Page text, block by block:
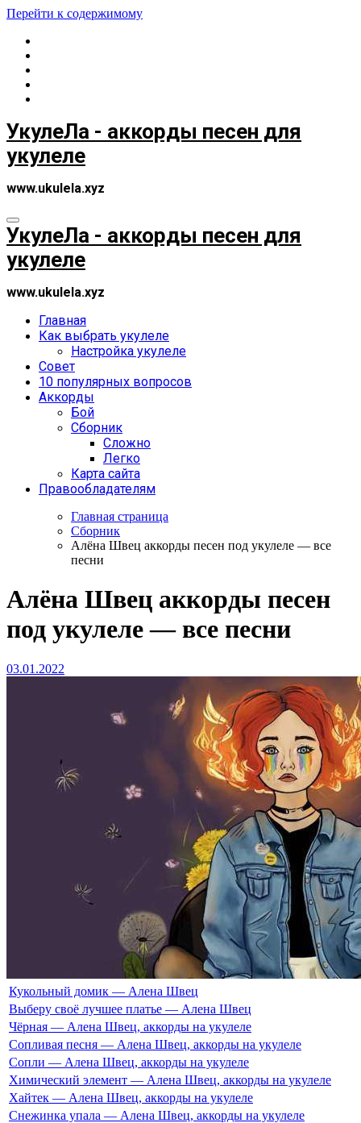
Перейти к содержимому
УкулеЛа - аккорды песен для
укулеле
www.ukulela.xyz
УкулеЛа - аккорды песен для
укулеле
www.ukulela.xyz
Главная
Как выбрать укулеле
Настройка укулеле
Совет
10 популярных вопросов
Аккорды
Бой
Сборник
Сложно
Легко
Карта сайта
Правообладателям
Главная страница
Сборник
Алёна Швец аккорды песен под укулеле — все
песни
Алёна Швец аккорды песен
под укулеле — все песни
03.01.2022
Кукольный домик — Алена Швец
Выберу своё лучшее платье — Алена Швец
Чёрная — Алена Швец, аккорды на укулеле
Сопливая песня — Алена Швец, аккорды на укулеле
Сопли — Алена Швец, аккорды на укулеле
Химический элемент — Алена Швец, аккорды на укулеле
Хайтек — Алена Швец, аккорды на укулеле
Снежинка упала — Алена Швец, аккорды на укулеле